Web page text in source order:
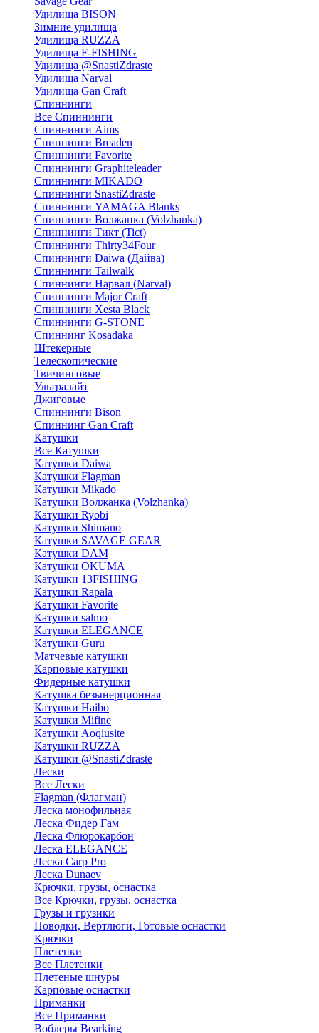
Удилища BISON
Зимние удилища
Удилища RUZZA
Удилища F-FISHING
Удилища @SnastiZdraste
Удилища Narval
Удилища Gan Craft
Спиннинги
Все Спиннинги
Спиннинги Aims
Спиннинги Breaden
Спиннинги Favorite
Спиннинги Graphiteleader
Спиннинги MIKADO
Спиннинги SnastiZdraste
Спиннинги YAMAGA Blanks
Спиннинги Волжанка (Volzhanka)
Спиннинги Тикт (Tict)
Спиннинги Thirty34Four
Спиннинги Daiwa (Дайва)
Спиннинги Tailwalk
Спиннинги Нарвал (Narval)
Спиннинги Major Craft
Спиннинги Xesta Black
Спиннинги G-STONE
Спиннинг Kosadaka
Штекерные
Телескопические
Твичинговые
Ультралайт
Джиговые
Спиннинги Bison
Спиннинг Gan Craft
Катушки
Все Катушки
Катушки Daiwa
Катушки Flagman
Катушки Mikado
Катушки Волжанка (Volzhanka)
Катушки Ryobi
Катушки Shimano
Катушки SAVAGE GEAR
Катушки DAM
Катушки OKUMA
Катушки 13FISHING
Катушки Rapala
Катушки Favorite
Катушки salmo
Катушки ELEGANCE
Катушки Guru
Матчевые катушки
Карповые катушки
Фидерные катушки
Катушка безынерционная
Катушки Haibo
Катушки Mifine
Катушки Aoqiusite
Катушки RUZZA
Катушки @SnastiZdraste
Лески
Все Лески
Flagman (Флагман)
Леска монофильная
Леска Фидер Гам
Леска Флюрокарбон
Леска ELEGANCE
Леска Carp Pro
Леска Dunaev
Крючки, грузы, оснастка
Все Крючки, грузы, оснастка
Грузы и грузики
Поводки, Вертлюги, Готовые оснастки
Крючки
Плетенки
Все Плетенки
Плетеные шнуры
Карповые оснастки
Приманки
Все Приманки
Воблеры Bearking